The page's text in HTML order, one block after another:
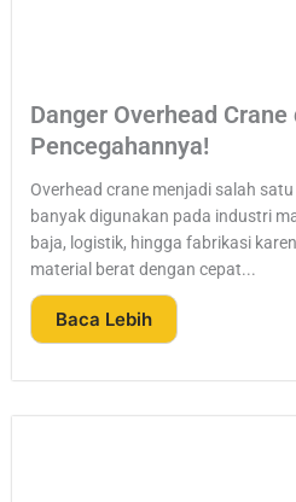
Danger Overhead Crane
Pencegahannya!
Overhead crane menjadi salah
banyak digunakan pada industri
baja, logistik, hingga fabrikasi
material berat dengan cepat...
Baca Lebih